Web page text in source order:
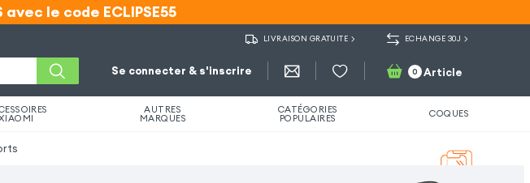
le code ECLIPSE55
le code ECLIPSE55
LIVRAISON GRATUITE ECHANGE 30J
Se connecter & s'inscrire 0 Article
AUTRES
MARQUES
CATÉGORIES
POPULAIRES COQUES